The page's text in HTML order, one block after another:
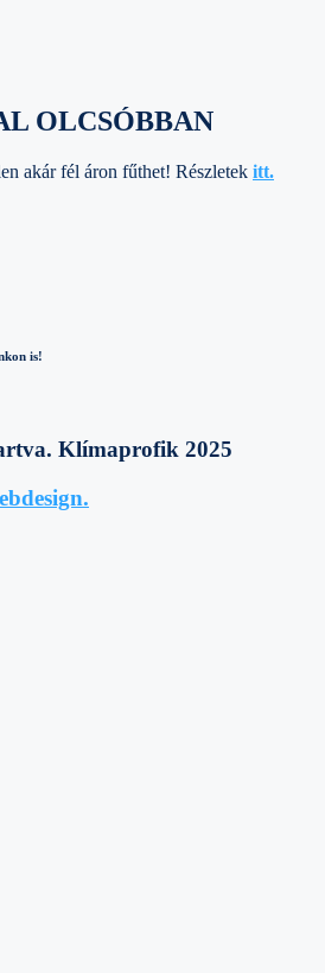
OLCSÓBBAN
akár fél áron fűthet! Részletek itt.
is!
Klímaprofik 2025